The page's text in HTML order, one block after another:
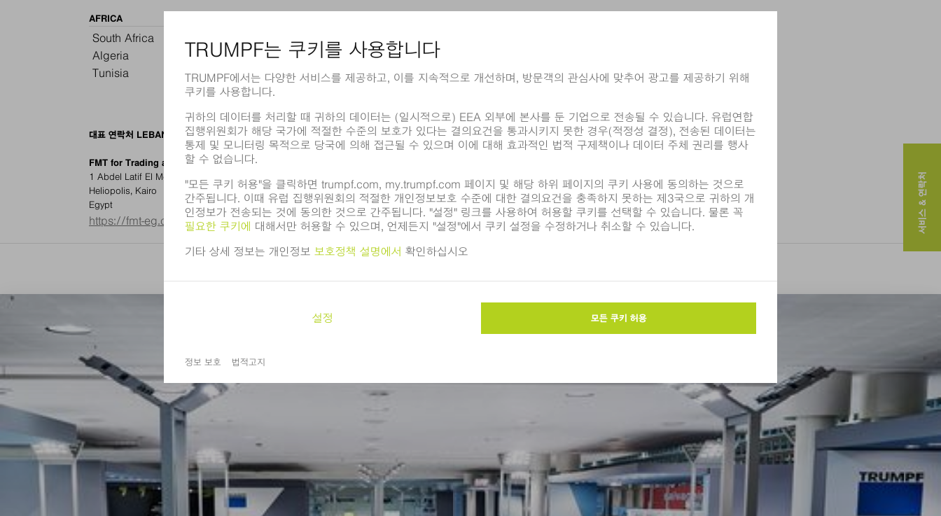
AFRICA
South Africa
Algeria
Kenya
Tunisia
Egypt
대표 연락처 LEBANON
FMT for Trading and Industry of Machines & Tools
1 Abdel Latif El Mekabaty St., Apt. 2, Ground Floor
Heliopolis, Kairo
Egypt
전화 +20 10 06614163
info@fmt-eg.com
https://fmt-eg.com 서비스 & 연락처